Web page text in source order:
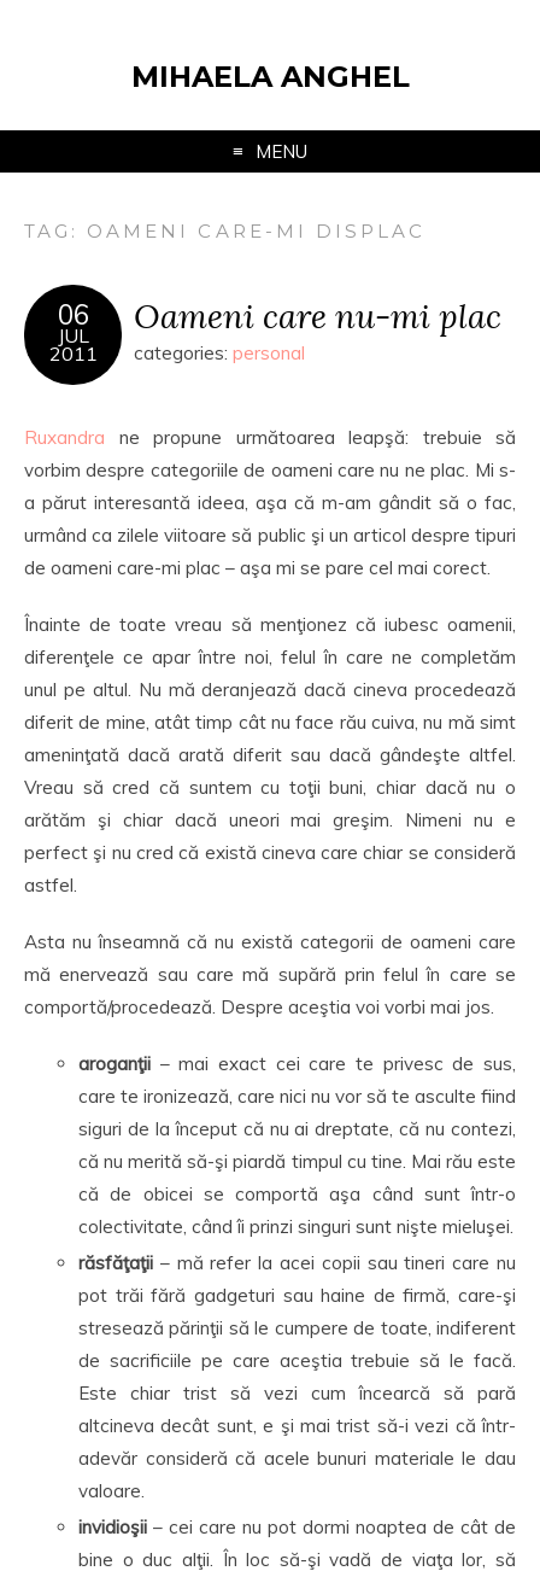
MIHAELA ANGHEL
MENU
TAG: OAMENI CARE-MI DISPLAC
06
JUL
2011
Oameni care nu-mi plac
categories: personal
Ruxandra ne propune următoarea leapşă: trebuie să
vorbim despre categoriile de oameni care nu ne plac. Mi s-
a părut interesantă ideea, aşa că m-am gândit să o fac,
urmând ca zilele viitoare să public şi un articol despre tipuri
de oameni care-mi plac – aşa mi se pare cel mai corect.
Înainte de toate vreau să menţionez că iubesc oamenii,
diferenţele ce apar între noi, felul în care ne completăm
unul pe altul. Nu mă deranjează dacă cineva procedează
diferit de mine, atât timp cât nu face rău cuiva, nu mă simt
ameninţată dacă arată diferit sau dacă gândeşte altfel.
Vreau să cred că suntem cu toţii buni, chiar dacă nu o
arătăm şi chiar dacă uneori mai greşim. Nimeni nu e
perfect şi nu cred că există cineva care chiar se consideră
astfel.
Asta nu înseamnă că nu există categorii de oameni care
mă enervează sau care mă supără prin felul în care se
comportă/procedează. Despre aceştia voi vorbi mai jos.
aroganţii – mai exact cei care te privesc de sus,
care te ironizează, care nici nu vor să te asculte fiind
siguri de la început că nu ai dreptate, că nu contezi,
că nu merită să-şi piardă timpul cu tine. Mai rău este
că de obicei se comportă aşa când sunt într-o
colectivitate, când îi prinzi singuri sunt nişte mieluşei.
răsfăţaţii – mă refer la acei copii sau tineri care nu
pot trăi fără gadgeturi sau haine de firmă, care-şi
stresează părinţii să le cumpere de toate, indiferent
de sacrificiile pe care aceştia trebuie să le facă.
Este chiar trist să vezi cum încearcă să pară
altcineva decât sunt, e şi mai trist să-i vezi că într-
adevăr consideră că acele bunuri materiale le dau
valoare.
invidioşii – cei care nu pot dormi noaptea de cât de
bine o duc alţii. În loc să-şi vadă de viaţa lor, să